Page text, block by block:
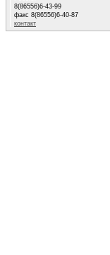
8(86556)6-43-99
факс 8(86556)6-40-87
контакт